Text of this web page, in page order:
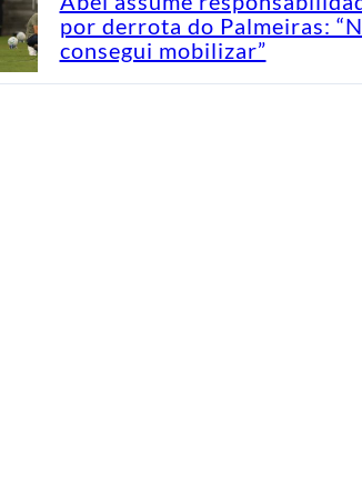
por derrota do Palmeiras:
consegui mobilizar”